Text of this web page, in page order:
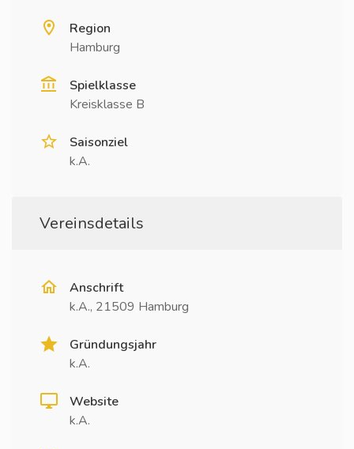
Region
Hamburg
Spielklasse
Kreisklasse B
Saisonziel
k.A.
Vereinsdetails
Anschrift
k.A., 21509 Hamburg
Gründungsjahr
k.A.
Website
k.A.